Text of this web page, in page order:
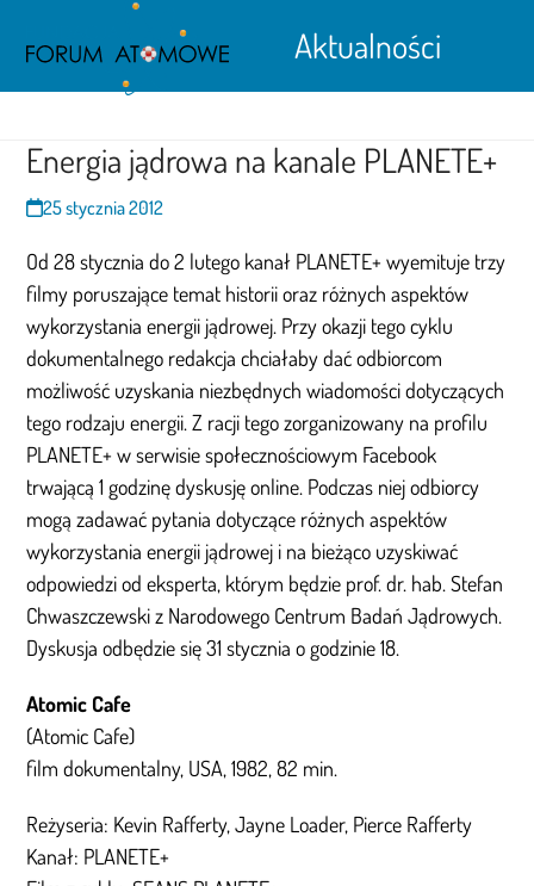
contentmobile
menu
mobile
menu
Aktualności
Energia jądrowa na kanale PLANETE+
25 stycznia 2012
Od 28 stycznia do 2 lutego kanał PLANETE+ wyemituje trzy
filmy poruszające temat historii oraz różnych aspektów
wykorzystania energii jądrowej. Przy okazji tego cyklu
dokumentalnego redakcja chciałaby dać odbiorcom
możliwość uzyskania niezbędnych wiadomości dotyczących
tego rodzaju energii. Z racji tego zorganizowany na profilu
PLANETE+ w serwisie społecznościowym Facebook
trwającą 1 godzinę dyskusję online. Podczas niej odbiorcy
mogą zadawać pytania dotyczące różnych aspektów
wykorzystania energii jądrowej i na bieżąco uzyskiwać
odpowiedzi od eksperta, którym będzie prof. dr. hab. Stefan
Chwaszczewski z Narodowego Centrum Badań Jądrowych.
Dyskusja odbędzie się 31 stycznia o godzinie 18.
Atomic Cafe
(Atomic Cafe)
film dokumentalny, USA, 1982, 82 min.
Reżyseria: Kevin Rafferty, Jayne Loader, Pierce Rafferty
Kanał: PLANETE+